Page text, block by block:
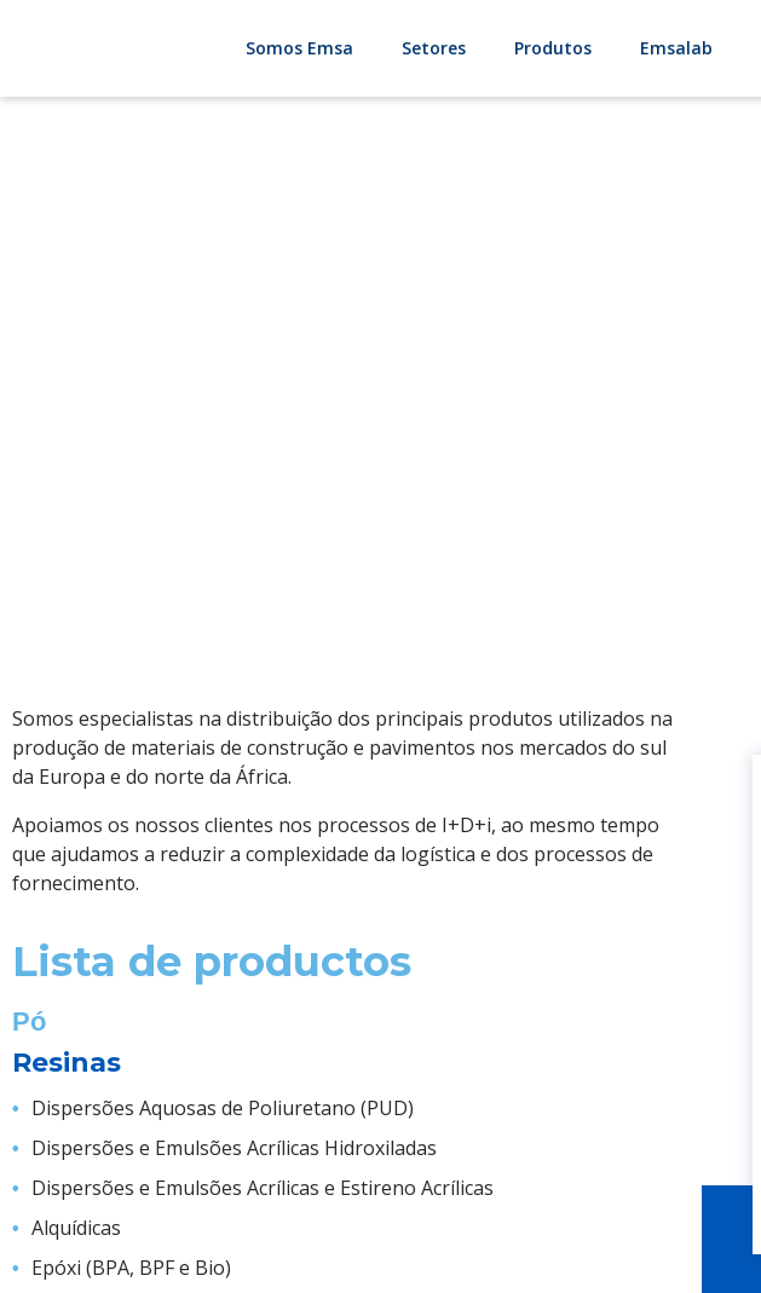
Somos Emsa Setores Produtos Emsalab
Somos especialistas na distribuição dos principais produtos utilizados na
produção de materiais de construção e pavimentos nos mercados do sul
da Europa e do norte da África.
Apoiamos os nossos clientes nos processos de I+D+i, ao mesmo tempo
que ajudamos a reduzir a complexidade da logística e dos processos de
fornecimento.
Lista de productos
Pó
Resinas
Dispersões Aquosas de Poliuretano (PUD)
Dispersões e Emulsões Acrílicas Hidroxiladas
Dispersões e Emulsões Acrílicas e Estireno Acrílicas
Alquídicas
Epóxi (BPA, BPF e Bio)